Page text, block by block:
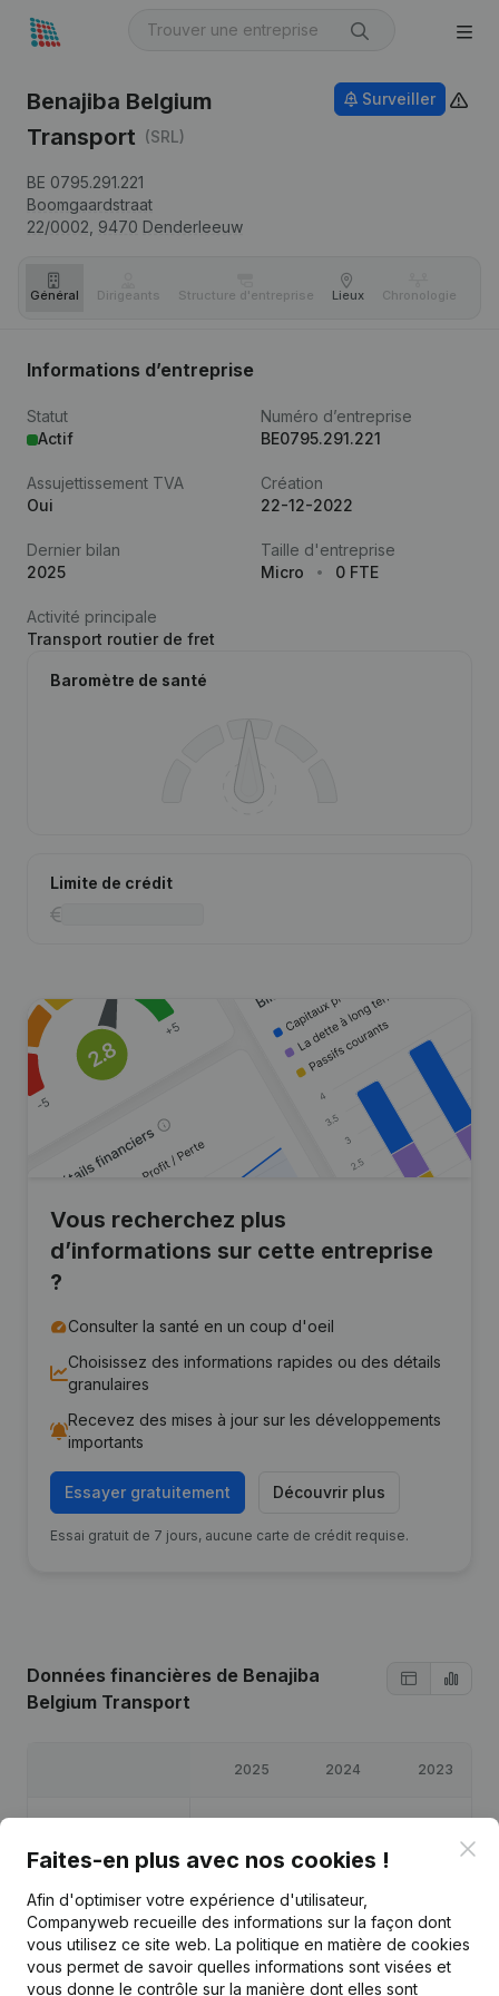
Benajiba Belgium
Transport (SRL)
BE 0795.291.221
Boomgaardstraat
22/0002, 9470 Denderleeuw
Surveiller
Général Dirigeants Structure d'entreprise Lieux Chronologie
Informations d’entreprise
Statut
Actif
Numéro d’entreprise
BE0795.291.221
Assujettissement TVA
Oui
Création
22-12-2022
Dernier bilan
2025
Taille d'entreprise
Micro
0 FTE
Activité principale
Transport routier de fret
Baromètre de santé
Limite de crédit
Vous recherchez plus
d’informations sur cette entreprise
?
Consulter la santé en un coup d'oeil
Choisissez des informations rapides ou des détails
granulaires
Recevez des mises à jour sur les développements
importants
Essayer gratuitement Découvrir plus
Essai gratuit de 7 jours, aucune carte de crédit requise.
Données financières de Benajiba
Belgium Transport
2025 2024 2023
Marge brute €50 355 €47 725 € 36 168
Faites-en plus avec nos cookies !
Afin d'optimiser votre expérience d'utilisateur,
Companyweb recueille des informations sur la façon dont
vous utilisez ce site web. La politique en matière de cookies
vous permet de savoir quelles informations sont visées et
vous donne le contrôle sur la manière dont elles sont